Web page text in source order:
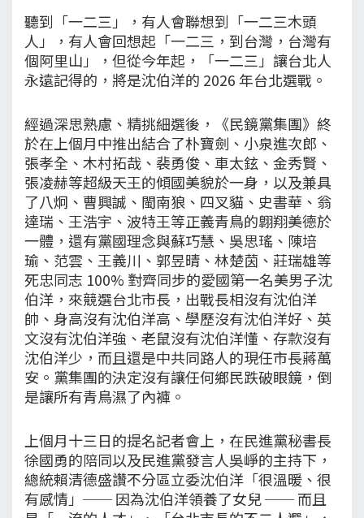
聽到「一二三」，有人會聯想到「一二三木頭
人」，有人會回想起「一二三，到台灣，台灣有
個阿里山」，但從今年起，「一二三」讓台北人
永遠記得的，將是沈伯洋的 2026 年台北選戰。
經過深思熟慮、精挑細選後，《民鏡黨集團》終
於在上個月中推出結合了朴寶劍、小泉進次郎、
張孝全、木村拓哉、裴勇俊、車太鉉、金秀賢、
張凌赫等超級天王的傾國美貌於一身，以及兼具
了八炯、曹興誠、閩南狼、四叉貓、史書華、翁
達瑞、王浩宇、波特王等正義青鳥的翺翔美德於
一體，還有黨國理念與蘇巧慧、吳思瑤、陳培
瑜、范雲、王義川、郭昱晴、林楚茵、莊瑞雄等
死忠同志 100% 對齊同步的愛國第一名美男子沈
伯洋，來競選台北市長，出戰長相沒有沈伯洋
帥、身高沒有沈伯洋高、學歷沒有沈伯洋好、英
文沒有沈伯洋強、老鼠沒有沈伯洋懂、存款沒有
沈伯洋少，而且還是中共同路人的現任市長蔣萬
安。黨集團的決定沒有讓任何鄉民跌破眼鏡，倒
是讓所有青鳥濕了內褲。
上個月十三日的提名記者會上，在民進黨秘書長
徐國勇的陪同以及民進黨發言人吳崢的主持下，
總統賴清德盛讚不分區立委沈伯洋「很溫暖、很
有感情」── 因為沈伯洋領養了女兒 ── 而且